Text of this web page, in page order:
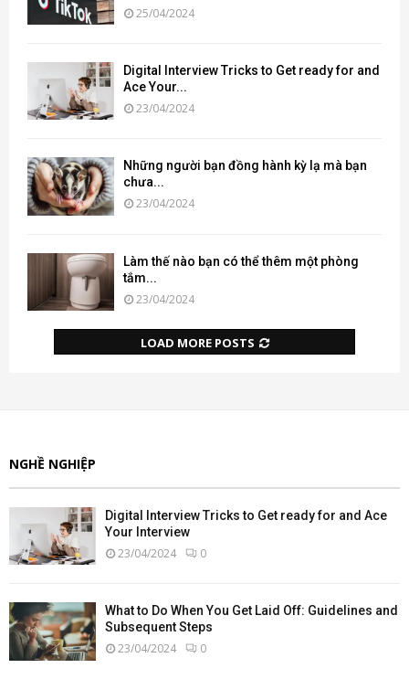
25/04/2024
Digital Interview Tricks to Get ready for and
Ace Your...
23/04/2024
Những người bạn đồng hành kỳ lạ mà bạn
chưa...
23/04/2024
Làm thế nào bạn có thể thêm một phòng
tắm...
23/04/2024
LOAD MORE POSTS
NGHỀ NGHIỆP
Digital Interview Tricks to Get ready for and Ace
Your Interview
23/04/2024 0
What to Do When You Get Laid Off: Guidelines and
Subsequent Steps
23/04/2024 0